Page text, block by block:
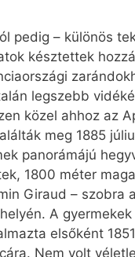
pedig – különös
késztettek
legszebb
közel ahhoz az
meg 1885
panorámájú
1800 méter
Giraud – szobra
A
elsőként
Nem volt